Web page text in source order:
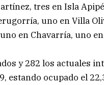
tres en Isla
uno en Villa
en Chavarría, uno
y 282 los actuales
estando ocupado el